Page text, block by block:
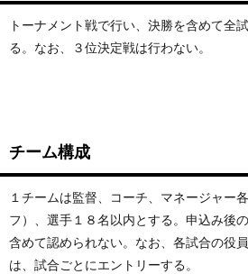
トーナメント戦で行い、決勝を含めて全
る。なお、３位決定戦は行わない。
チーム構成
１チームは監督、コーチ、マネージャー
フ）、選手１８名以内とする。申込み後
含めて認められない。なお、各試合の役
は、試合ごとにエントリーする。